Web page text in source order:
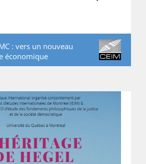
: vers un nouveau
économique